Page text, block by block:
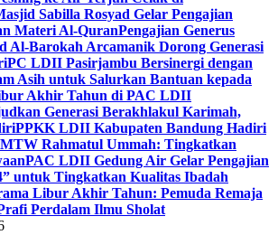
Sabilla Rosyad Gelar Pengajian
Materi Al-QuranPengajian Generus
Al-Barokah Arcamanik Dorong Generasi
PC LDII Pasirjambu Bersinergi dengan
Asih untuk Salurkan Bantuan kepada
Akhir Tahun di PAC LDII
Generasi Berakhlakul Karimah,
PPKK LDII Kabupaten Bandung Hadiri
Rahmatul Ummah: Tingkatkan
PAC LDII Gedung Air Gelar Pengajian
untuk Tingkatkan Kualitas Ibadah
Libur Akhir Tahun: Pemuda Remaja
Perdalam Ilmu Sholat